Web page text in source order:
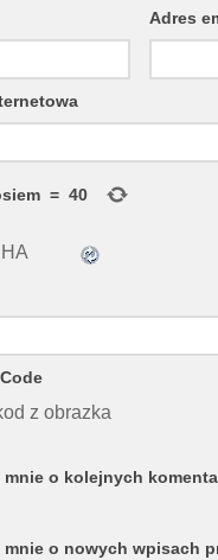
Adres
= 40
z obrazka
mnie o kolejnych
mnie o nowych wpisach